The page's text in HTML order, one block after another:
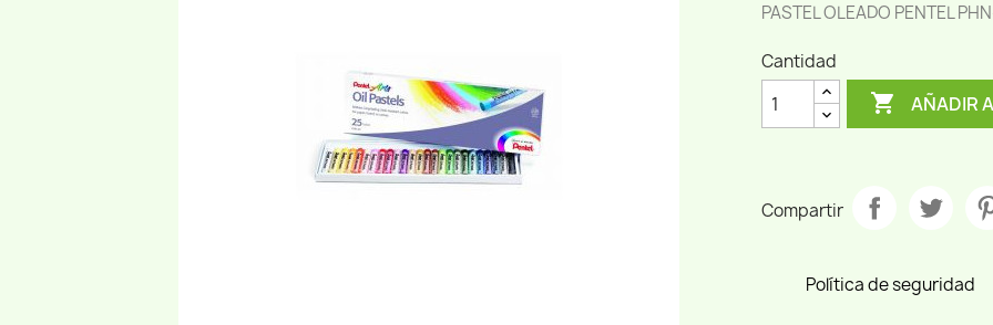
PASTEL OLEADO PENTEL
Cantidad
 AÑADIR
Compartir
Política de seguridad